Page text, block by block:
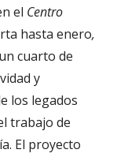
el Centro
hasta enero,
cuarto de
y
los legados
trabajo de
El proyecto